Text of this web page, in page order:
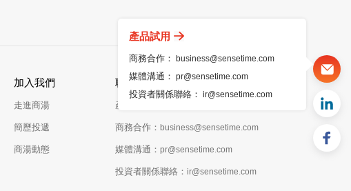
加入我們
走進商湯
簡歷投遞
商湯動態
聯繫我們
產品試用
商務合作： business@sensetime.com
媒體溝通： pr@sensetime.com
投資者關係聯絡： ir@sensetime.com
產品試用
商務合作： business@sensetime.com
媒體溝通： pr@sensetime.com
投資者關係聯絡： ir@sensetime.com